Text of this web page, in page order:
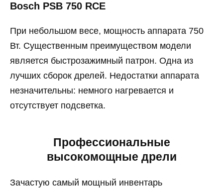
Bosch PSB 750 RCE
При небольшом весе, мощность аппарата 750
Вт. Существенным преимуществом модели
является быстрозажимный патрон. Одна из
лучших сборок дрелей. Недостатки аппарата
незначительны: немного нагревается и
отсутствует подсветка.
Профессиональные
высокомощные дрели
Зачастую самый мощный инвентарь